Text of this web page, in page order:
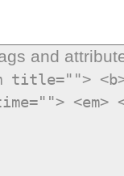
and
title="">